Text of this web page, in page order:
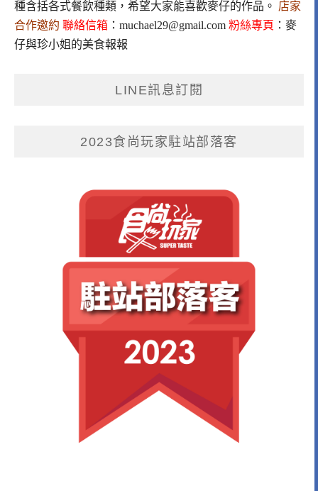
種含括各式餐飲種類，希望大家能喜歡麥仔的作品。 店家
合作邀約 聯絡信箱 ： muchael29@gmail.com 粉絲專頁 ： 麥
仔與珍小姐的美食報報
LINE訊息訂閱
2023食尚玩家駐站部落客